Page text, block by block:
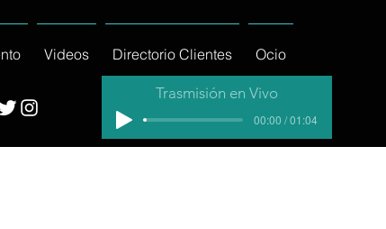
Videos Directorio Clientes Ocio
Trasmisión en Vivo
00:00 / 01:04